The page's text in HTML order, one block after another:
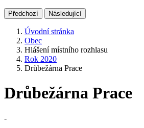
Předchozí Následující
Úvodní stránka
Obec
Hlášení místního rozhlasu
Rok 2020
Drůbežárna Prace
Drůbežárna Prace
-